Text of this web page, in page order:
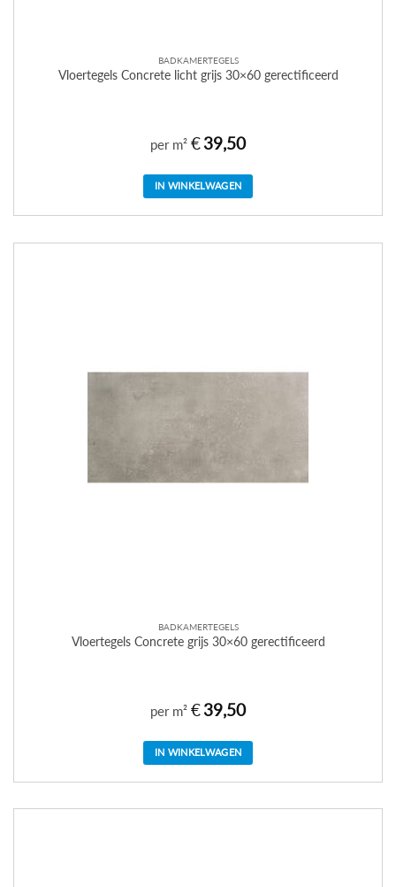
BADKAMERTEGELS
Vloertegels Concrete licht grijs 30×60 gerectificeerd
per m² €39,50
IN WINKELWAGEN
BADKAMERTEGELS
Vloertegels Concrete grijs 30×60 gerectificeerd
per m² €39,50
IN WINKELWAGEN